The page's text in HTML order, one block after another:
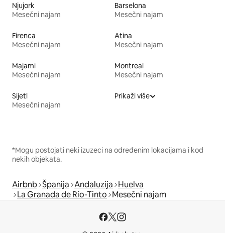
Njujork
Mesečni najam
Barselona
Mesečni najam
Firenca
Mesečni najam
Atina
Mesečni najam
Majami
Mesečni najam
Montreal
Mesečni najam
Sijetl
Mesečni najam
Prikaži više
*Mogu postojati neki izuzeci na određenim lokacijama i kod
nekih objekata.
Airbnb Španija Andaluzija Huelva
La Granada de Río-Tinto Mesečni najam